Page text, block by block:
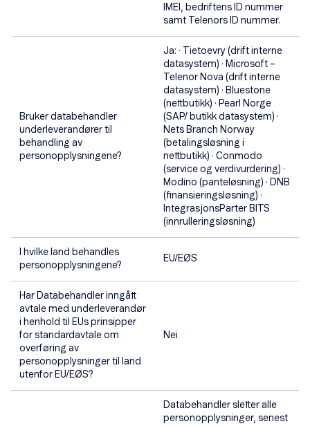
IMEI, bedriftens ID nummer
samt Telenors ID nummer.
Bruker databehandler
underleverandører til
behandling av
personopplysningene?
Ja: · Tietoevry (drift interne
datasystem) · Microsoft –
Telenor Nova (drift interne
datasystem) · Bluestone
(nettbutikk) · Pearl Norge
(SAP/ butikk datasystem) ·
Nets Branch Norway
(betalingsløsning i
nettbutikk) · Conmodo
(service og verdivurdering) ·
Modino (panteløsning) · DNB
(finansieringsløsning) ·
IntegrasjonsParter BITS
(innrulleringsløsning)
I hvilke land behandles
personopplysningene?
EU/EØS
Har Databehandler inngått
avtale med underleverandør
i henhold til EUs prinsipper
for standardavtale om
overføring av
personopplysninger til land
utenfor EU/EØS?
Nei
Databehandler sletter alle
personopplysninger, senest